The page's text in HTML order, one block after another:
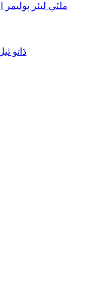
ملٽي ليئر پوليمر
ڌاتو